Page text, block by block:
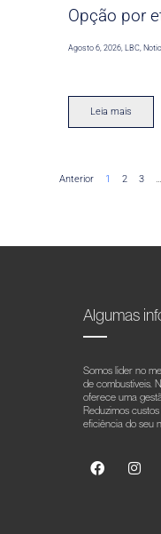
Opção por
Agosto 6, 2026 ,LBC
Leia mais
Anterior 1 2 3 …
Algumas
Somos líder no
de combustíveis.
oferece uma
Reduzimos
eficiência do seu